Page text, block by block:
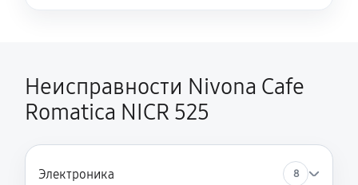
Неисправности Nivona Cafe
Romatica NICR 525
Электроника 8